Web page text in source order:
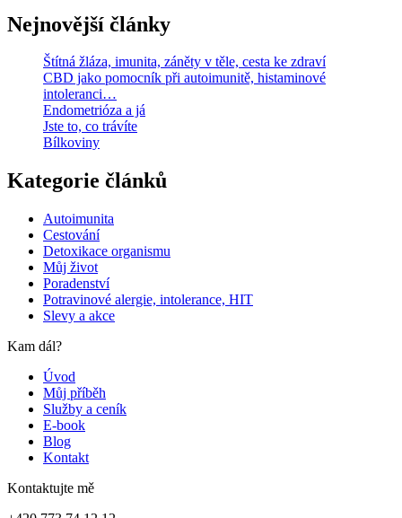
Nejnovější články
Štítná žláza, imunita, záněty v těle, cesta ke zdraví
CBD jako pomocník při autoimunitě, histaminové
intoleranci…
Endometrióza a já
Jste to, co trávíte
Bílkoviny
Kategorie článků
Autoimunita
Cestování
Detoxikace organismu
Můj život
Poradenství
Potravinové alergie, intolerance, HIT
Slevy a akce
Kam dál?
Úvod
Můj příběh
Služby a ceník
E-book
Blog
Kontakt
Kontaktujte mě